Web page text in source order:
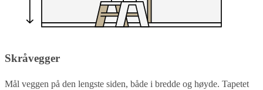
Skråvegger
Mål veggen på den lengste siden, både i bredde og høyde. Tapetet